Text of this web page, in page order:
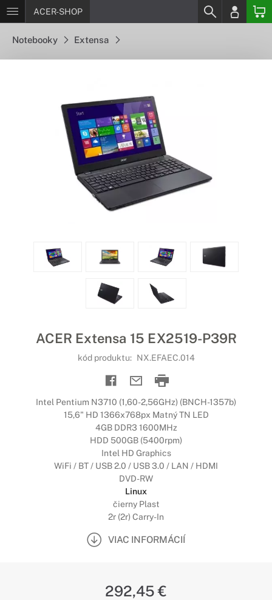
ACER-SHOP
Notebooky Extensa
ACER Extensa 15 EX2519-P39R
kód produktu: NX.EFAEC.014
Intel Pentium N3710 (1,60-2,56GHz) (BNCH-1357b)
15,6" HD 1366x768px Matný TN LED
4GB DDR3 1600MHz
HDD 500GB (5400rpm)
Intel HD Graphics
WiFi / BT / USB 2.0 / USB 3.0 / LAN / HDMI
DVD-RW
Linux
čierny Plast
2r (2r) Carry-In
VIAC INFORMÁCIÍ
292,45 €